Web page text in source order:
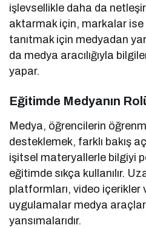
işlevsellikle daha da
aktarmak için, markalar
tanıtmak için medyadan
da medya aracılığıyla
yapar.
Eğitimde Medyanın
Medya, öğrencilerin
desteklemek, farklı bakış
işitsel materyallerle bilgiyi
eğitimde sıkça kullanılır.
platformları, video içerikler
uygulamalar medya
yansımalarıdır.